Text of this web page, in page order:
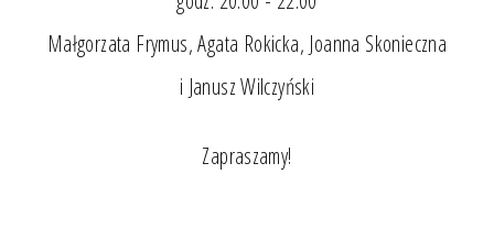
Małgorzata Frymus, Agata Rokicka, Joanna Skonieczna
i Janusz Wilczyński
Zapraszamy!